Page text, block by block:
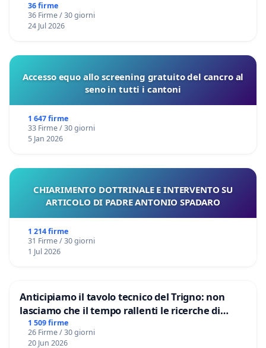
36 firme
36 Firme / 30 giorni
24 Jul 2026
Accesso equo allo screening gratuito del cancro al
seno in tutti i cantoni
1 647 firme
33 Firme / 30 giorni
5 Jan 2026
CHIARIMENTO DOTTRINALE E INTERVENTO SU
ARTICOLO DI PADRE ANTONIO SPADARO
1 214 firme
31 Firme / 30 giorni
1 Jul 2026
Anticipiamo il tavolo tecnico del Trigno: non
lasciamo che il tempo rallenti le ricerche di
Domenico Racanati
1 509 firme
26 Firme / 30 giorni
20 Jun 2026